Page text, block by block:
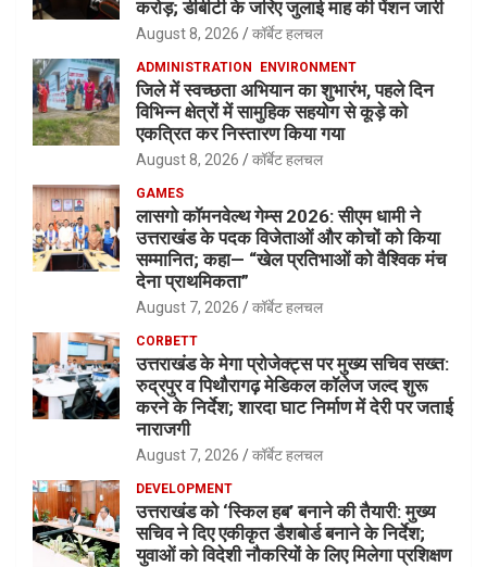
करोड़; डीबीटी के जरिए जुलाई माह की पेंशन जारी
August 8, 2026 कॉर्बेट हलचल
ADMINISTRATION ENVIRONMENT
जिले में स्वच्छता अभियान का शुभारंभ, पहले दिन
विभिन्न क्षेत्रों में सामुहिक सहयोग से कूड़े को
एकत्रित कर निस्तारण किया गया
August 8, 2026 कॉर्बेट हलचल
GAMES
लासगो कॉमनवेल्थ गेम्स 2026: सीएम धामी ने
उत्तराखंड के पदक विजेताओं और कोचों को किया
सम्मानित; कहा— “खेल प्रतिभाओं को वैश्विक मंच
देना प्राथमिकता”
August 7, 2026 कॉर्बेट हलचल
CORBETT
उत्तराखंड के मेगा प्रोजेक्ट्स पर मुख्य सचिव सख्त:
रुद्रपुर व पिथौरागढ़ मेडिकल कॉलेज जल्द शुरू
करने के निर्देश; शारदा घाट निर्माण में देरी पर जताई
नाराजगी
August 7, 2026 कॉर्बेट हलचल
DEVELOPMENT
उत्तराखंड को ‘स्किल हब’ बनाने की तैयारी: मुख्य
सचिव ने दिए एकीकृत डैशबोर्ड बनाने के निर्देश;
युवाओं को विदेशी नौकरियों के लिए मिलेगा प्रशिक्षण